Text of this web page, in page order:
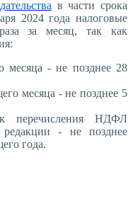
в части срока
2024 года налоговые
за месяц, так как
месяца - не позднее 28
месяца - не позднее 5
перечисления НДФЛ
редакции - не позднее
года.